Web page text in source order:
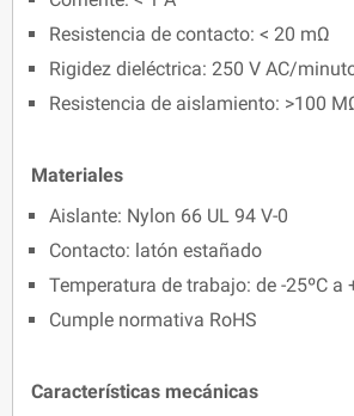
Resistencia de contacto: < 20 mΩ
Rigidez dieléctrica: 250 V AC/
Resistencia de aislamiento: >100
Materiales
Aislante: Nylon 66 UL 94 V-0
Contacto: latón estañado
Temperatura de trabajo: de -25ºC a
Cumple normativa RoHS
Características mecánicas